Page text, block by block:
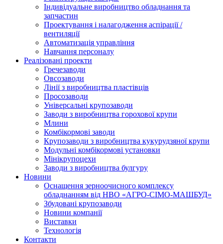
Індивідуальне виробництво обладнання та
запчастин
Проектування і налагодження аспірації /
вентиляції
Автоматизація управління
Навчання персоналу
Реалізовані проекти
Гречезаводи
Овсозаводи
Лінії з виробництва пластівців
Просозаводи
Універсальні крупозаводи
Заводи з виробництва горохової крупи
Млини
Комбікормові заводи
Крупозаводи з виробництва кукурудзяної крупи
Модульні комбікормові установки
Мінікрупоцехи
Заводи з виробництва булгуру
Новини
Оснащення зерноочисного комплексу
обладнанням від НВО «АГРО-СІМО-МАШБУД»
Збудовані крупозаводи
Новини компанії
Виставки
Технологія
Контакти